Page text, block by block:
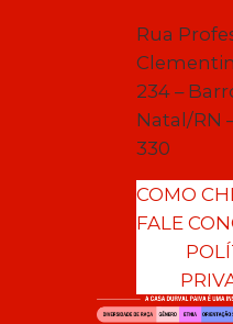
Rua
234 –
Natal/RN
330
COMO
FALE